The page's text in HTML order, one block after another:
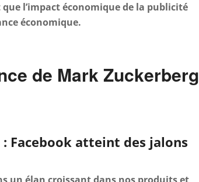
l’impact économique de la publicité
économique.
de Mark Zuckerberg
Facebook atteint des jalons